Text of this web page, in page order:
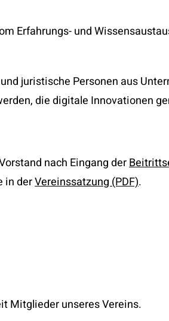
Erfahrungs- und
juristische Personen aus
die digitale Innovationen
nach Eingang der
in derVereinssatzung (PDF).
Mitglieder unseres Vereins.